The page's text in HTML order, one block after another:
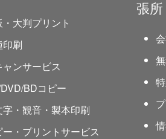
大判プリント
印刷
ャンサービス
BDコピー
字・観音・製本印刷
ー・プリントサービス
張所